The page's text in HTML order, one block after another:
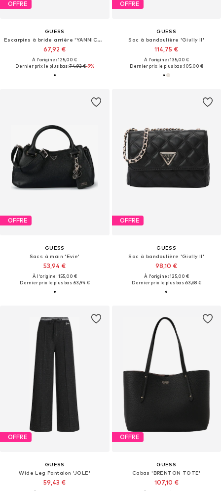
OFFRE
GUESS
Escarpins à bride arrière 'YANNICKE'
67,92 €
À l'origine : 125,00 €
Dernier prix le plus bas :74,93 €-9%
OFFRE
GUESS
Sac à bandoulière 'Giully II'
114,75 €
À l'origine : 135,00 €
Dernier prix le plus bas :105,00 €
OFFRE
GUESS
Sacs à main 'Evie'
53,94 €
À l'origine : 155,00 €
Dernier prix le plus bas :53,94 €
OFFRE
GUESS
Sac à bandoulière 'Giully II'
98,10 €
À l'origine : 125,00 €
Dernier prix le plus bas :63,68 €
OFFRE
GUESS
Wide Leg Pantalon 'JOLE'
59,43 €
OFFRE
GUESS
Cabas 'BRENTON TOTE'
107,10 €